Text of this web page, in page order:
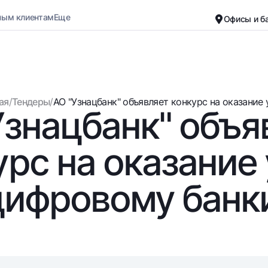
Вклады
Для всех
До востребования
Евро
Возможно все
До востребования USD
Карты
Бесплатные
Премиальные
UzCard/HUMO
Visa
клиентамЕще Офисы и
Черно-белая версия
Включить озвучивание
/Тендеры/АО "Узнацбанк" объявляет конкурс на оказание
на оказание